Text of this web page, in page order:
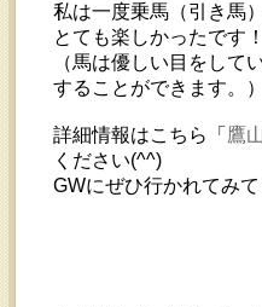
私は一度乗馬（引き馬
とても楽しかったです！
（馬は優しい目をし
することができます。）
詳細情報はこちら「 鷹
ください(^^)
GWにぜひ行かれてみて